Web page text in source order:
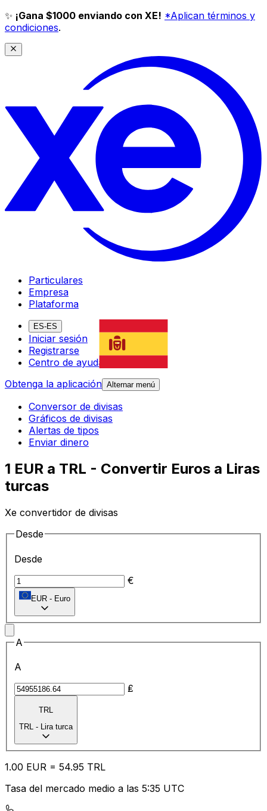
✨ ¡Gana $1000 enviando con XE! *Aplican términos y
condiciones.
Particulares
Empresa
Plataforma
ES-ES
Iniciar sesión
Registrarse
Centro de ayuda
Obtenga la aplicación Alternar menú
Conversor de divisas
Gráficos de divisas
Alertas de tipos
Enviar dinero
1 EUR a TRL - Convertir Euros a Liras
turcas
Xe convertidor de divisas
Desde
Desde
€
EUR - Euro
A
A
₤
TRL
TRL - Lira turca
1.00 EUR = 54.95 TRL
Tasa del mercado medio a las 5:35 UTC